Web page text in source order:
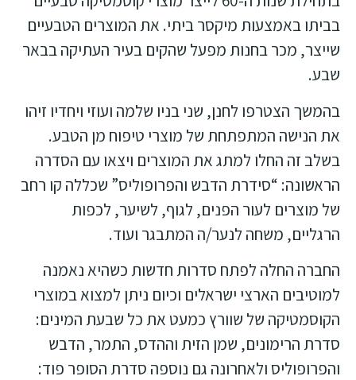
בביתו באמצעות מיקסר ביתי. את המוצרים הטבעיים
שייצר, מכר בחנות מפעל שהקים בעיר העתיקה בבאר
שבע.
בהמשך הצטרפו לחנן, שני בניו שלמה ועוזי ויחדיו זיהו
את הנישה המתפתחת של מוצרי טיפוח מן הטבע.
בשלב זה החלו למתג את המוצרים ויצאו עם הסדרה
הראשונה: “סידרת הדבש והפרופוליס” שכללה קו רחב
של מוצרים לעור הפנים, לגוף, לשיער, לכפות
הרגליים, משחה לנער/ה המתבגר ועוד.
החברה החלה לפתח סדרות חדשות כשהיא נאמנה
למוטיבים הארצי ישראלים וכיום ניתן למצוא במוצרי
הקוסמטיקה של שוורץ כמעט את כל שבעת המינים:
סדרת הרימונים, שמן הזית וההדס, התמר, הדבש
והפרופוליס ולאחרונה גם נוספה סדרת הסופר פוד: